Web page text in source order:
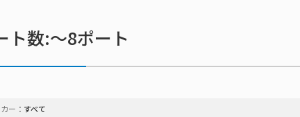
ト数:～8ポート
ー： すべて